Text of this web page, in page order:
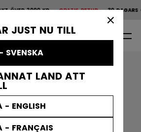
JUST NU TILL
SVENSKA
LAND ATT
- ENGLISH
- FRANÇAIS
scroll animation.
ÖVER 2000 KRGRATIS RETUR30 DAGARS
Fri frakt över 2000 kr
0
Gamewear strumpor